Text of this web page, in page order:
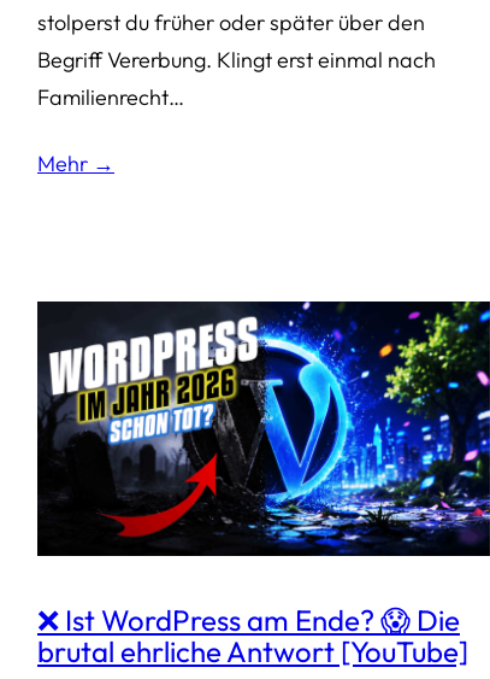
stolperst du früher oder später über den
Begriff Vererbung. Klingt erst einmal nach
Familienrecht…
Mehr →
❌ Ist WordPress am Ende? 😱 Die
brutal ehrliche Antwort [YouTube]